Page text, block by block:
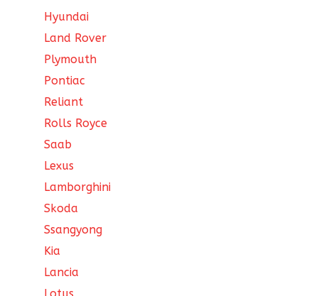
Hyundai
Land Rover
Plymouth
Pontiac
Reliant
Rolls Royce
Saab
Lexus
Lamborghini
Skoda
Ssangyong
Kia
Lancia